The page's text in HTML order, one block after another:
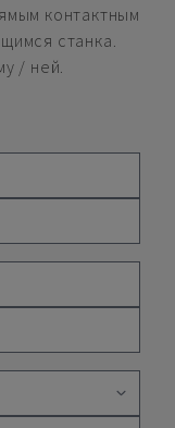
контактным
станка.
/ ней.